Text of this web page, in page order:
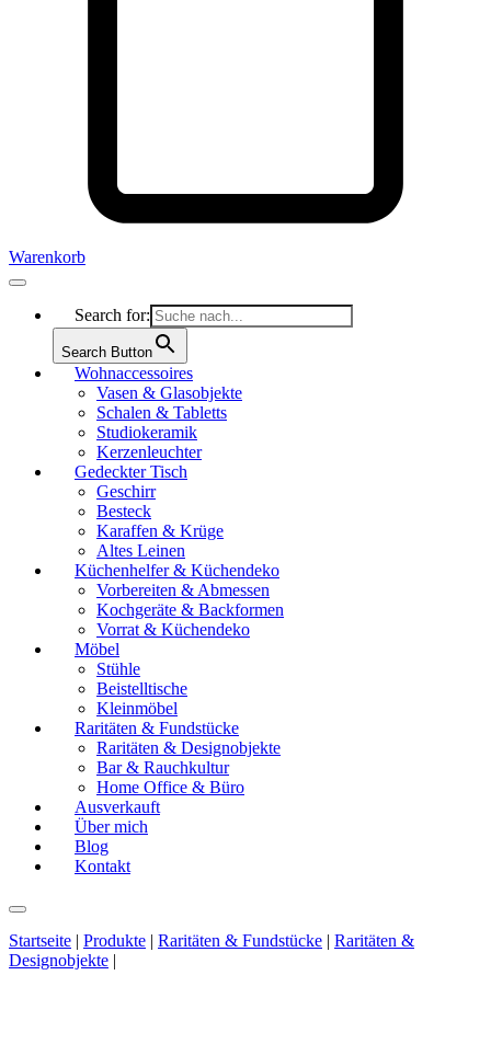
Warenkorb
Search for:
Search Button
Wohnaccessoires
Vasen & Glasobjekte
Schalen & Tabletts
Studiokeramik
Kerzenleuchter
Gedeckter Tisch
Geschirr
Besteck
Karaffen & Krüge
Altes Leinen
Küchenhelfer & Küchendeko
Vorbereiten & Abmessen
Kochgeräte & Backformen
Vorrat & Küchendeko
Möbel
Stühle
Beistelltische
Kleinmöbel
Raritäten & Fundstücke
Raritäten & Designobjekte
Bar & Rauchkultur
Home Office & Büro
Ausverkauft
Über mich
Blog
Kontakt
Startseite | Produkte | Raritäten & Fundstücke | Raritäten &
Designobjekte |